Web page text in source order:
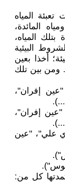
المياه
المائدة،
بتلك المياه،
البيئية
أخذا بعين
ومن بين تلك
"عين إفران"،
"عين إفران"،
علي"، "عين
كل من: